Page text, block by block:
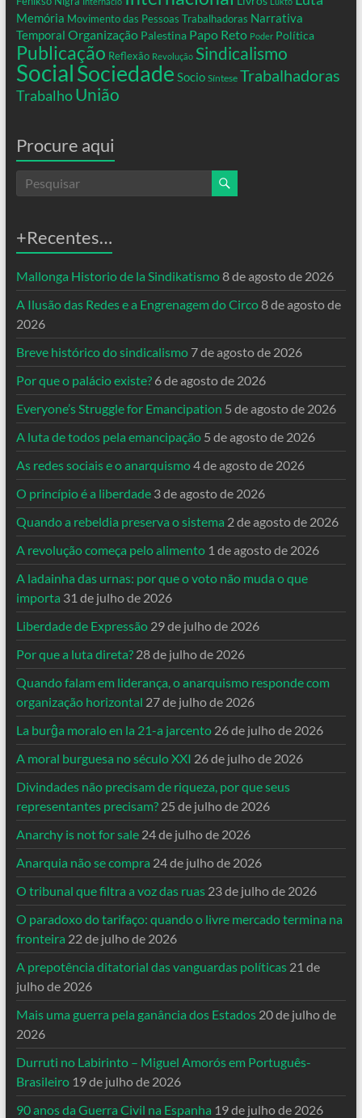
Memória Movimento das Pessoas Trabalhadoras Narrativa
Temporal Organização Palestina Papo Reto Poder Política
Publicação Reflexão Revolução Sindicalismo
SocialSociedade Socio Síntese Trabalhadoras
Trabalho União
Procure aqui
+Recentes…
Mallonga Historio de la Sindikatismo8 de agosto de 2026
A Ilusão das Redes e a Engrenagem do Circo8 de agosto de
2026
Breve histórico do sindicalismo 7 de agosto de 2026
Por que o palácio existe? 6 de agosto de 2026
Everyone’s Struggle for Emancipation 5 de agosto de 2026
A luta de todos pela emancipação 5 de agosto de 2026
As redes sociais e o anarquismo4 de agosto de 2026
O princípio é a liberdade 3 de agosto de 2026
Quando a rebeldia preserva o sistema 2 de agosto de 2026
A revolução começa pelo alimento 1 de agosto de 2026
A ladainha das urnas: por que o voto não muda o que
importa 31 de julho de 2026
Liberdade de Expressão 29 de julho de 2026
Por que a luta direta? 28 de julho de 2026
Quando falam em liderança, o anarquismo responde com
organização horizontal 27 de julho de 2026
La burĝa moralo en la 21-a jarcento 26 de julho de 2026
A moral burguesa no século XXI 26 de julho de 2026
Divindades não precisam de riqueza, por que seus
representantes precisam? 25 de julho de 2026
Anarchy is not for sale 24 de julho de 2026
Anarquia não se compra 24 de julho de 2026
O tribunal que filtra a voz das ruas 23 de julho de 2026
O paradoxo do tarifaço: quando o livre mercado termina na
fronteira 22 de julho de 2026
A prepotência ditatorial das vanguardas políticas 21 de
julho de 2026
Mais uma guerra pela ganância dos Estados 20 de julho de
2026
Durruti no Labirinto – Miguel Amorós em Português-
Brasileiro 19 de julho de 2026
90 anos da Guerra Civil na Espanha 19 de julho de 2026